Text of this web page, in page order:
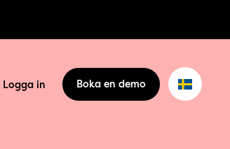
Logga in Boka en demo